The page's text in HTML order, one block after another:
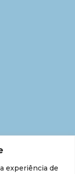
experiência de